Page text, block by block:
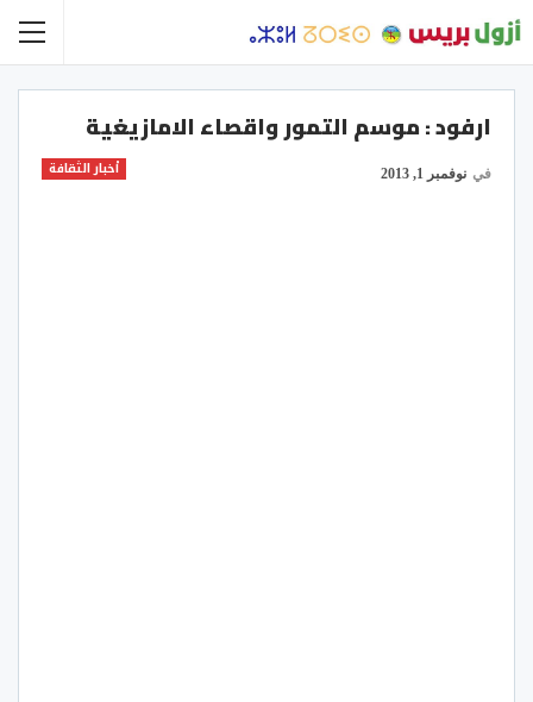
ارفود : موسم التمور واقصاء الامازيغية
أخبار الثقافة في نوفمبر 1, 2013